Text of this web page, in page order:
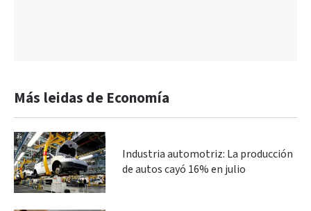
Más leidas de Economía
Industria automotriz: La producción
de autos cayó 16% en julio